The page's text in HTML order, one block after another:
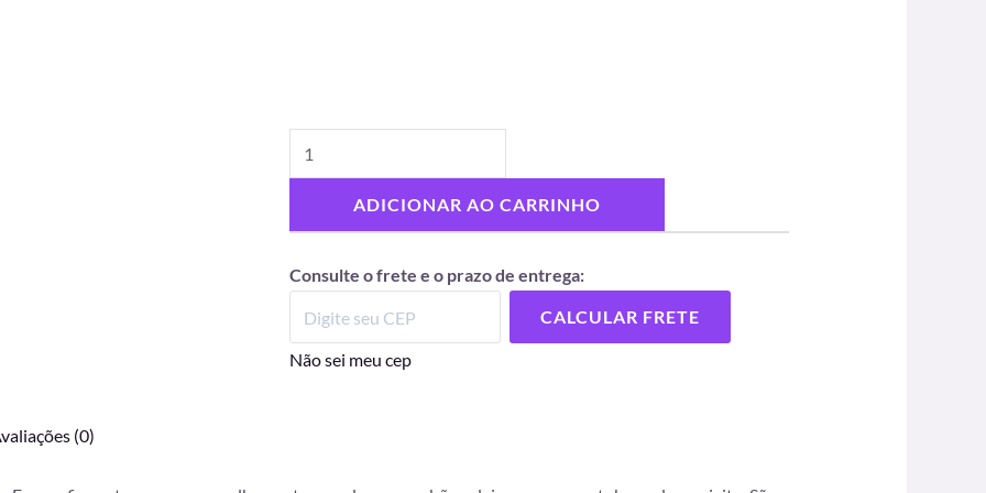
ADICIONAR AO CARRINHO
Consulte o frete e o prazo de entrega:
CALCULAR FRETE
Não sei meu cep
(0)